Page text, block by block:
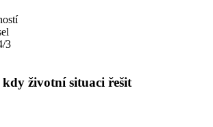
3
životní situaci řešit